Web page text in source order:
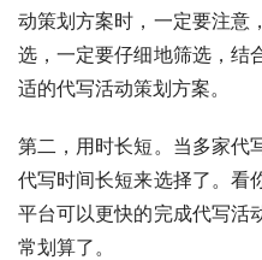
动策划方案时，一定要注意
选，一定要仔细地筛选，结
适的代写活动策划方案。
第二，用时长短。当多家代
代写时间长短来选择了。看
平台可以更快的完成代写活
常划算了。